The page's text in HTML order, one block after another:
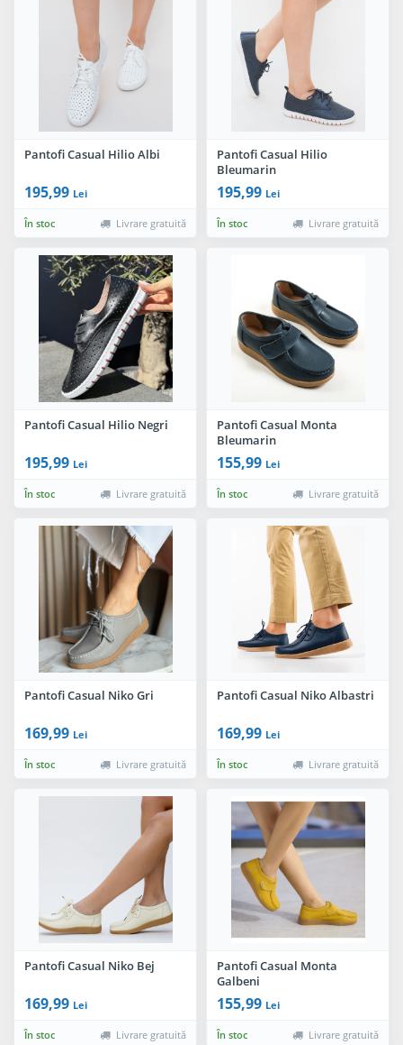
Pantofi Casual Hilio Albi
195,99 Lei
În stoc Livrare gratuită
Pantofi Casual Hilio
Bleumarin
195,99 Lei
În stoc Livrare gratuită
Pantofi Casual Hilio Negri
195,99 Lei
În stoc Livrare gratuită
Pantofi Casual Monta
Bleumarin
155,99 Lei
În stoc Livrare gratuită
Pantofi Casual Niko Gri
169,99 Lei
În stoc Livrare gratuită
Pantofi Casual Niko Albastri
169,99 Lei
În stoc Livrare gratuită
Pantofi Casual Niko Bej
169,99 Lei
În stoc Livrare gratuită
Pantofi Casual Monta
Galbeni
155,99 Lei
În stoc Livrare gratuită